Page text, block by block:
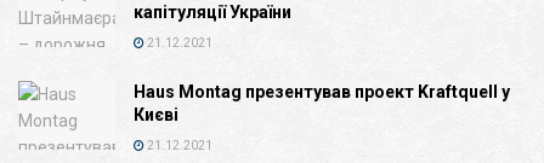
капітуляції України
21.12.2021
Haus Montag презентував проект Kraftquell у
Києві
21.12.2021